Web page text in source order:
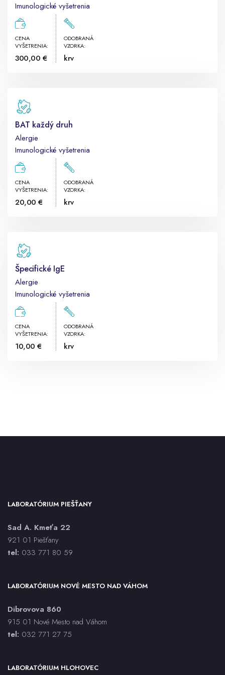
Imunologické vyšetrenia
CENA
VYŠETRENIA:
300,00 €
ODOBRANÁ
VZORKA:
krv
BAT každý druh
Alergie
Imunologické vyšetrenia
CENA
VYŠETRENIA:
20,00 €
ODOBRANÁ
VZORKA:
krv
Špecifické IgE
Alergie
Imunologické vyšetrenia
CENA
VYŠETRENIA:
10,00 €
ODOBRANÁ
VZORKA:
krv
LABORATÓRIUM PIEŠŤANY
Sad A. Kmeťa 22
921 01 Piešťany
tel: 033 771 80 59
LABORATÓRIUM NOVÉ MESTO NAD VÁHOM
Dibrovova 860
915 01 Nové Mesto nad Váhom
tel: 032 771 27 75
LABORATÓRIUM HLOHOVEC